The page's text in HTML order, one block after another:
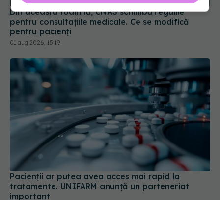
01 aug 2026, 15:19
Pacienții ar putea avea acces mai rapid la
tratamente. UNIFARM anunță un parteneriat
important
04 aug 2026, 12:30